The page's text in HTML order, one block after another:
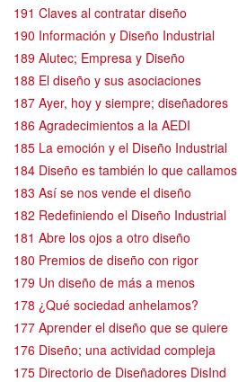
191 Claves al contratar diseño
190 Información y Diseño Industrial
189 Alutec; Empresa y Diseño
188 El diseño y sus asociaciones
187 Ayer, hoy y siempre; diseñadores
186 Agradecimientos a la AEDI
185 La emoción y el Diseño Industrial
184 Diseño es también lo que callamos
183 Así se nos vende el diseño
182 Redefiniendo el Diseño Industrial
181 Abre los ojos a otro diseño
180 Premios de diseño con rigor
179 Un diseño de más a menos
178 ¿Qué sociedad anhelamos?
177 Aprender el diseño que se quiere
176 Diseño; una actividad compleja
175 Directorio de Diseñadores DisInd